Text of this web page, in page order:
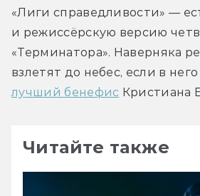
«Лиги справедливости» —
и режиссёрскую версию
«Терминатора». Наверняка
лучший бенефис Кристиана
Читайте также